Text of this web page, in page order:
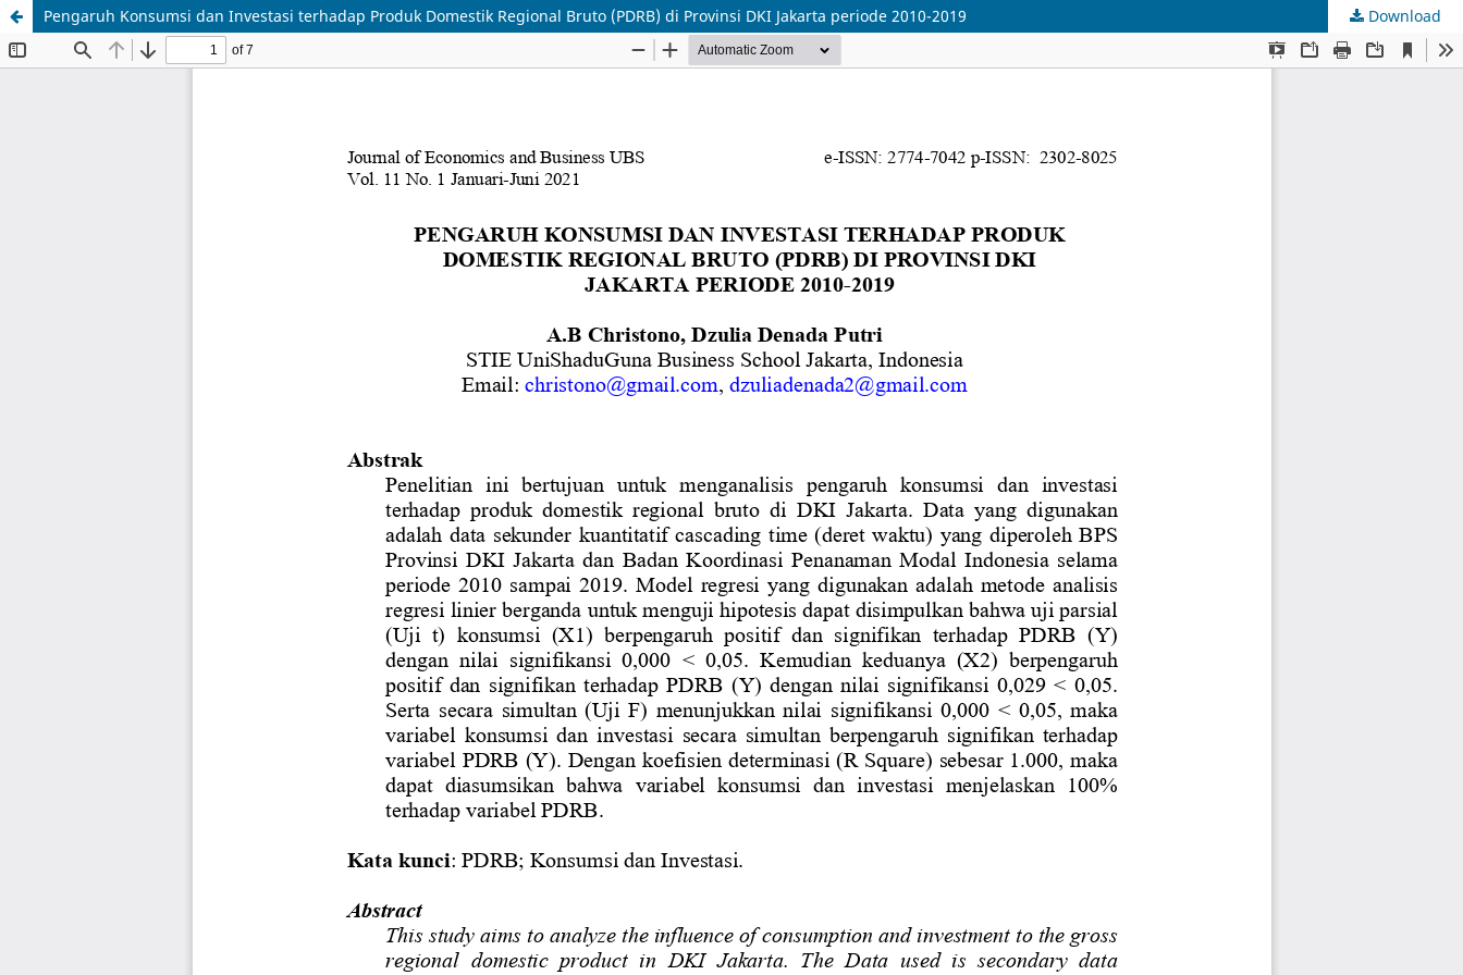
Pengaruh Konsumsi dan Investasi terhadap Produk Domestik Regional Bruto (PDRB) di Provinsi DKI Jakarta periode 2010-2019 Download